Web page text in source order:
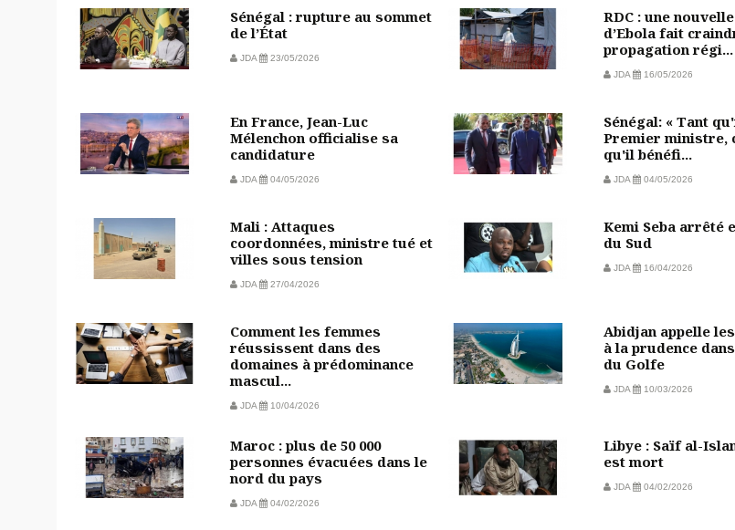
Sénégal : rupture au sommet
de l’État
JDA 23/05/2026
RDC : une
d’Ebola fait
propagation régi...
JDA 16/05/2026
En France, Jean-Luc
Mélenchon officialise sa
candidature
JDA 04/05/2026
Sénégal: « Tant
Premier ministre,
qu'il bénéfi...
JDA 04/05/2026
Mali : Attaques
coordonnées, ministre tué et
villes sous tension
JDA 27/04/2026
Kemi Seba arrêté
du Sud
JDA 16/04/2026
Comment les femmes
réussissent dans des
domaines à prédominance
mascul...
JDA 10/04/2026
Abidjan appelle
à la prudence
du Golfe
JDA 10/03/2026
Maroc : plus de 50 000
personnes évacuées dans le
nord du pays
JDA 04/02/2026
Libye : Saïf al-
est mort
JDA 04/02/2026